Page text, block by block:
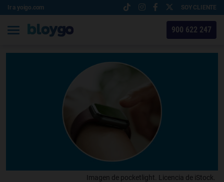
Ir a yoigo.com SOY CLIENTE
900 622 247
Imagen de pocketlight. Licencia de iStock.